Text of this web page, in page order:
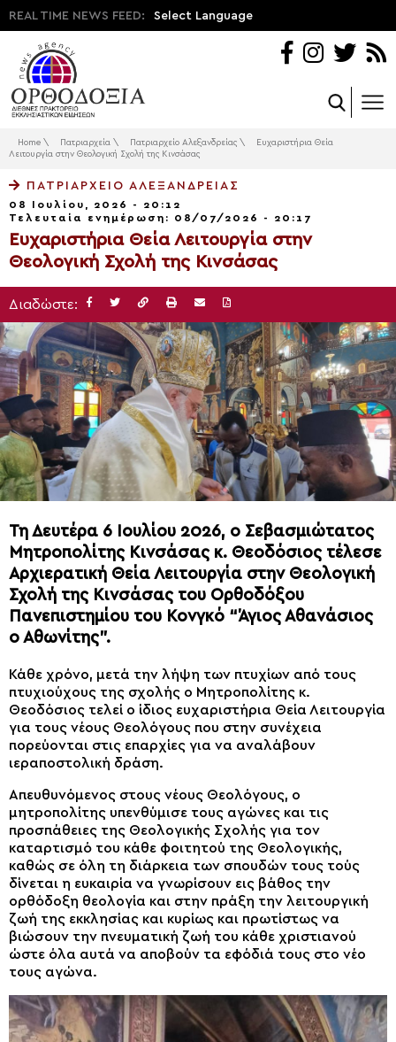
REAL TIME NEWS FEED: Select Language
Home \ Πατριαρχεία \ Πατριαρχείο Αλεξανδρείας \
Ευχαριστήρια Θεία
Λειτουργία στην Θεολογική Σχολή της Κινσάσας
ΠΑΤΡΙΑΡΧΕΊΟ ΑΛΕΞΑΝΔΡΕΊΑΣ
08 Ιουλίου, 2026 - 20:12
Τελευταία ενημέρωση: 08/07/2026 - 20:17
Ευχαριστήρια Θεία Λειτουργία στην
Θεολογική Σχολή της Κινσάσας
Διαδώστε:
Τη Δευτέρα 6 Ιουλίου 2026, ο Σεβασμιώτατος
Μητροπολίτης Κινσάσας κ. Θεοδόσιος τέλεσε
Αρχιερατική Θεία Λειτουργία στην Θεολογική
Σχολή της Κινσάσας του Ορθοδόξου
Πανεπιστημίου του Κονγκό “Άγιος Αθανάσιος
ο Αθωνίτης”.
Κάθε χρόνο, μετά την λήψη των πτυχίων από τους
πτυχιούχους της σχολής ο Μητροπολίτης κ.
Θεοδόσιος τελεί ο ίδιος ευχαριστήρια Θεία Λειτουργία
για τους νέους Θεολόγους που στην συνέχεια
πορεύονται στις επαρχίες για να αναλάβουν
ιεραποστολική δράση.
Απευθυνόμενος στους νέους Θεολόγους, ο
μητροπολίτης υπενθύμισε τους αγώνες και τις
προσπάθειες της Θεολογικής Σχολής για τον
καταρτισμό του κάθε φοιτητού της Θεολογικής,
καθώς σε όλη τη διάρκεια των σπουδών τους τούς
δίνεται η ευκαιρία να γνωρίσουν εις βάθος την
ορθόδοξη θεολογία και στην πράξη την λειτουργική
ζωή της εκκλησίας και κυρίως και πρωτίστως να
βιώσουν την πνευματική ζωή του κάθε χριστιανού
ώστε όλα αυτά να αποβούν τα εφόδιά τους στο νέο
τους αγώνα.